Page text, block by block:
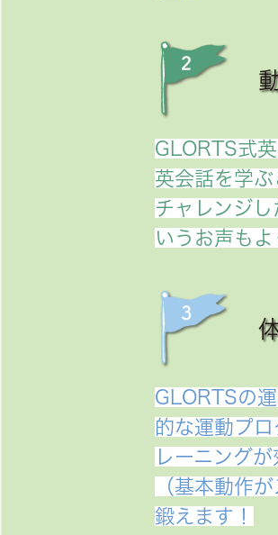
GLORTS式
英会話を学
チャレンジ
いうお声もよ
GLORTSの
的な運動プ
レーニング
（基本動作
鍛えます！